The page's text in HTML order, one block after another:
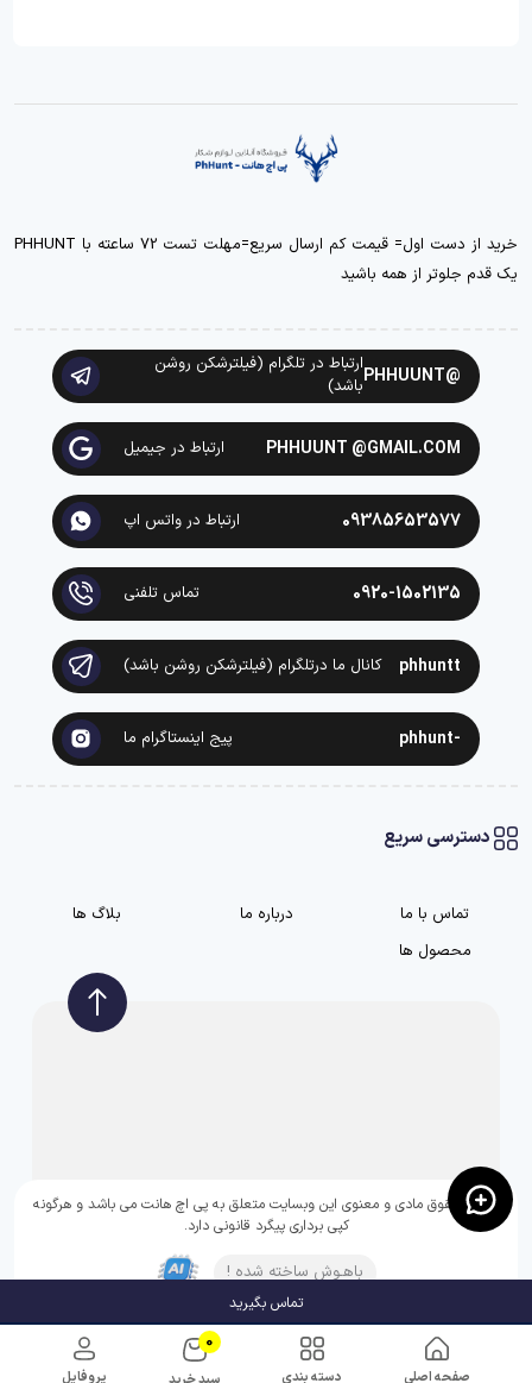
صفحه اصلی دسته بندی
0
پروفایل
خرید از دست اول= قیمت کم ارسال سریع=مهلت تست 72 ساعته با PHHUNT
یک قدم جلوتر از همه باشید
@PHHUUNT
ارتباط در تلگرام (فیلترشکن روشن
باشد)
PHHUUNT @GMAIL.COM ارتباط در جیمیل
09385653577 ارتباط در واتس اپ
0920-1502135 تماس تلفنی
phhuntt کانال ما درتلگرام (فیلترشکن روشن باشد)
-phhunt پیج اینستاگرام ما
دسترسی سریع
تماس با ما درباره ما
بلاگ ها
محصول ها
تمامی حقوق مادی و معنوی این وبسایت متعلق به پی اچ هانت می باشد و هرگونه
کپی برداری پیگرد قانونی دارد.
باهـوش ساخته شده !
تماس بگیرید